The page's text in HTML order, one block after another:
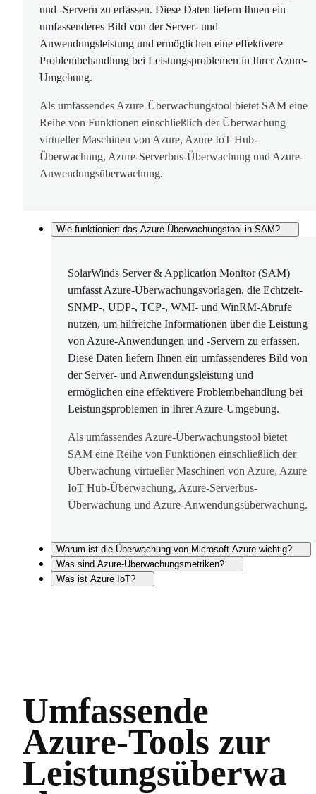
und ‑Servern zu erfassen. Diese Daten liefern Ihnen ein
umfassenderes Bild von der Server- und
Anwendungsleistung und ermöglichen eine effektivere
Problembehandlung bei Leistungsproblemen in Ihrer Azure-
Umgebung.
Als umfassendes Azure-Überwachungstool bietet SAM eine
Reihe von Funktionen einschließlich der Überwachung
virtueller Maschinen von Azure, Azure IoT Hub-
Überwachung, Azure-Serverbus-Überwachung und Azure-
Anwendungsüberwachung.
Wie funktioniert das Azure-Überwachungstool in SAM?
SolarWinds Server & Application Monitor (SAM)
umfasst Azure-Überwachungsvorlagen, die Echtzeit-
SNMP-, UDP-, TCP-, WMI- und WinRM-Abrufe
nutzen, um hilfreiche Informationen über die Leistung
von Azure-Anwendungen und ‑Servern zu erfassen.
Diese Daten liefern Ihnen ein umfassenderes Bild von
der Server- und Anwendungsleistung und
ermöglichen eine effektivere Problembehandlung bei
Leistungsproblemen in Ihrer Azure-Umgebung.
Als umfassendes Azure-Überwachungstool bietet
SAM eine Reihe von Funktionen einschließlich der
Überwachung virtueller Maschinen von Azure, Azure
IoT Hub-Überwachung, Azure-Serverbus-
Überwachung und Azure-Anwendungsüberwachung.
Warum ist die Überwachung von Microsoft Azure wichtig?
Was sind Azure-Überwachungsmetriken?
Was ist Azure IoT?
Umfassende
Azure-Tools zur
Leistungsüberwa